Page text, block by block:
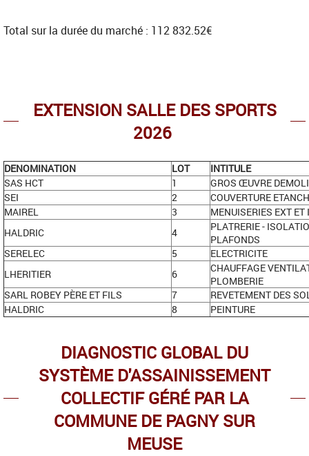
Total sur la durée du marché : 112 832.52€
EXTENSION SALLE DES SPORTS
2026
DENOMINATION LOT
INTITULE
SAS HCT
1
GROS ŒUVRE
SEI
2
COUVERTURE
MAIREL
3
MENUISERIES EXT ET
HALDRIC
4
PLATRERIE -
PLAFONDS
SERELEC
5
ELECTRICITE
LHERITIER
6
CHAUFFAGE
PLOMBERIE
SARL ROBEY PÈRE ET FILS
7
REVETEMENT DES
HALDRIC
8 PEINTURE
DIAGNOSTIC GLOBAL DU
SYSTÈME D'ASSAINISSEMENT
COLLECTIF GÉRÉ PAR LA
COMMUNE DE PAGNY SUR
MEUSE